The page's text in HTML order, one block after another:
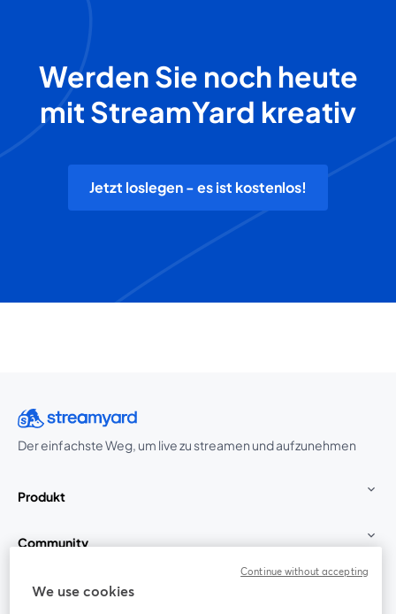
Werden Sie noch heute
mit StreamYard kreativ
Jetzt loslegen - es ist kostenlos!
Der einfachste Weg, um live zu streamen und aufzunehmen
Produkt
Community
StreamYard für
We use cookies
Continue without accepting